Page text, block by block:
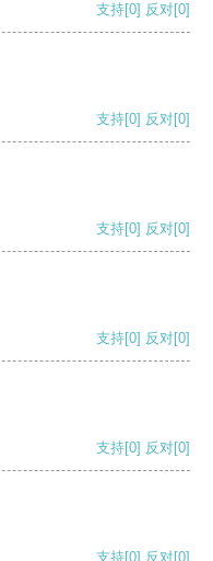
支持[0] 反对[0]
支持[0] 反对[0]
支持[0] 反对[0]
支持[0] 反对[0]
支持[0] 反对[0]
支持[0] 反对[0]